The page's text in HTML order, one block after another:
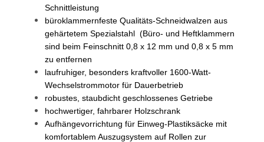
Schnittleistung
büroklammernfeste Qualitäts-Schneidwalzen aus
gehärtetem Spezialstahl (Büro- und Heftklammern
sind beim Feinschnitt 0,8 x 12 mm und 0,8 x 5 mm
zu entfernen
laufruhiger, besonders kraftvoller 1600-Watt-
Wechselstrommotor für Dauerbetrieb
robustes, staubdicht geschlossenes Getriebe
hochwertiger, fahrbarer Holzschrank
Aufhängevorrichtung für Einweg-Plastiksäcke mit
komfortablem Auszugsystem auf Rollen zur